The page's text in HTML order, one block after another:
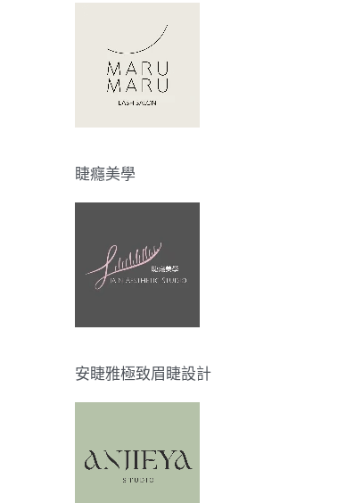
睫癮美學
安睫雅極致眉睫設計